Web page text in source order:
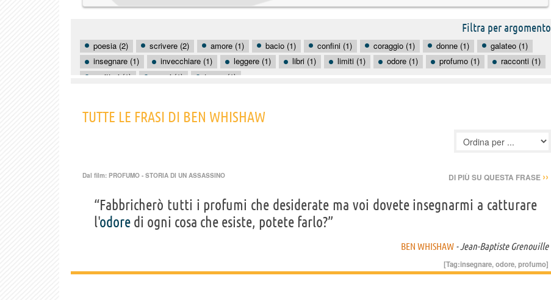
Filtra per argomento
poesia (2) scrivere (2) amore (1) bacio (1) confini (1) coraggio (1) donne (1)
galateo (1)
insegnare (1)
invecchiare (1) leggere (1) libri (1) limiti (1) odore (1) profumo (1)
racconti (1)
scrittori (1)
sogni (1) trama (1)
TUTTE LE FRASI DI BEN WHISHAW
Dal film: PROFUMO - STORIA DI UN ASSASSINO DI PIÙ SU QUESTA FRASE ››
“Fabbricherò tutti i profumi che desiderate ma voi dovete insegnarmi a catturare
l'odore di ogni cosa che esiste, potete farlo?”
BEN WHISHAW - Jean-Baptiste Grenouille
[Tag:insegnare,odore,profumo]